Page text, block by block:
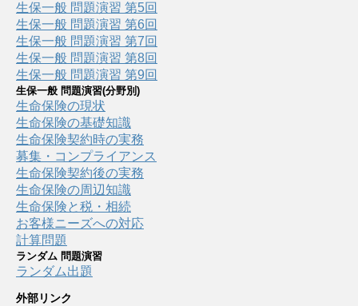
生保一般 問題演習 第5回
生保一般 問題演習 第6回
生保一般 問題演習 第7回
生保一般 問題演習 第8回
生保一般 問題演習 第9回
生保一般 問題演習(分野別)
生命保険の現状
生命保険の基礎知識
生命保険契約時の実務
募集・コンプライアンス
生命保険契約後の実務
生命保険の周辺知識
生命保険と税・相続
お客様ニーズへの対応
計算問題
ランダム 問題演習
ランダム出題
外部リンク